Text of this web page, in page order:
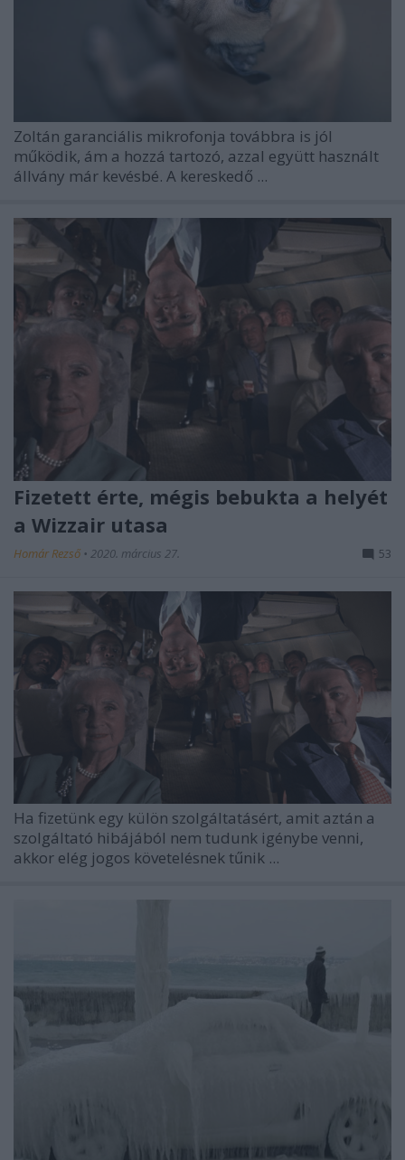
Zoltán garanciális mikrofonja továbbra is jól
működik, ám a hozzá tartozó, azzal együtt használt
állvány már kevésbé. A kereskedő ...
Fizetett érte, mégis bebukta a helyét
a Wizzair utasa
Homár Rezső • 2020. március 27. 53
Ha fizetünk egy külön szolgáltatásért, amit aztán a
szolgáltató hibájából nem tudunk igénybe venni,
akkor elég jogos követelésnek tűnik ...